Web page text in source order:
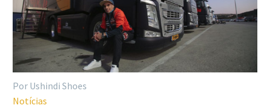
Por Ushindi Shoes
Notícias